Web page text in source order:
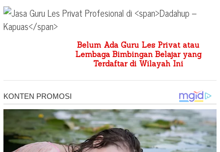
Belum Ada Guru Les Privat atau
Lembaga Bimbingan Belajar yang
Terdaftar di Wilayah Ini